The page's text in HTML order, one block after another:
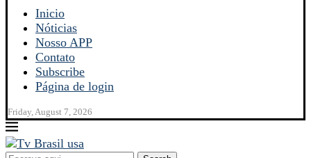
Inicio
Nóticias
Nosso APP
Contato
Subscribe
Página de login
Friday, August 7, 2026